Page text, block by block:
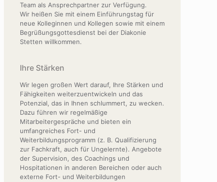
Team als Ansprechpartner zur Verfügung.
Wir heißen Sie mit einem Einführungstag für
neue Kolleginnen und Kollegen sowie mit einem
Begrüßungsgottesdienst bei der Diakonie
Stetten willkommen.
Ihre Stärken
Wir legen großen Wert darauf, Ihre Stärken und
Fähigkeiten weiterzuentwickeln und das
Potenzial, das in Ihnen schlummert, zu wecken.
Dazu führen wir regelmäßige
Mitarbeitergespräche und bieten ein
umfangreiches Fort- und
Weiterbildungsprogramm (z. B. Qualifizierung
zur Fachkraft, auch für Ungelernte). Angebote
der Supervision, des Coachings und
Hospitationen in anderen Bereichen oder auch
externe Fort- und Weiterbildungen